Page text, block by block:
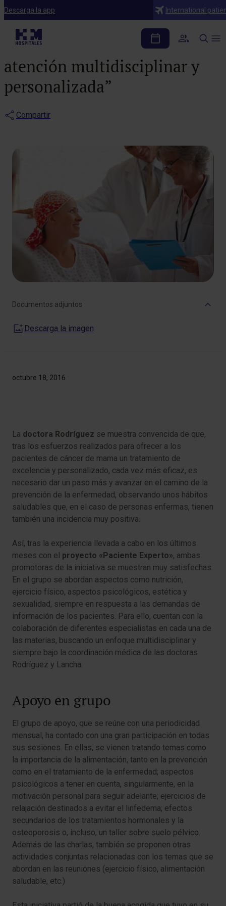
Descarga la app International
Notas de prensa
Dra. Julia Rodríguez: “El
cáncer de mama requiere una
atención multidisciplinar y
personalizada”
Compartir
octubre 18, 2016
La doctora Rodríguez se muestra convencida de que,
tras los esfuerzos realizados para ofrecer a los
pacientes de cáncer de mama un tratamiento de
excelencia y personalizado, cada vez más eficaz, es
necesario dar un paso más y avanzar en el camino de la
prevención de la enfermedad, observando unos hábitos
saludables que, en el caso de personas enfermas, tienen
también una incidencia muy positiva.
Así, tras la experiencia llevada a cabo en los últimos
meses con el proyecto «Paciente Experto», ambas
promotoras de la iniciativa se muestran muy satisfechas.
En el grupo se abordan aspectos como nutrición,
ejercicio físico, aspectos psicológicos, estética y
sexualidad, siempre en respuesta a las demandas de
información de los pacientes. Para ello, cuentan con la
colaboración de diferentes especialistas en cada una de
las materias, buscando un enfoque multidisciplinar y
siempre bajo la coordinación médica de las doctoras
Rodríguez y Lancha.
Apoyo en grupo
El grupo de apoyo, que se reúne con una periodicidad
mensual, ha contado con una gran participación en todas
sus sesiones. En ellas, se vienen tratando temas como
la importancia de la alimentación, tanto en la prevención
como en el tratamiento de la enfermedad; aspectos
psicológicos a tener en cuenta, singularmente, en la
motivación personal para seguir adelante; ejercicios de
relajación destinados a evitar el linfedema; efectos
secundarios de los tratamientos hormonales y la
osteoporosis o, incluso, un taller sobre suelo pélvico.
Además de las charlas, también se proponen otras
actividades conjuntas relacionadas con los temas que se
abordan en las reuniones (ejercicio físico, alimentación
saludable, etc.)
Documentos adjuntos
Descarga la imagen